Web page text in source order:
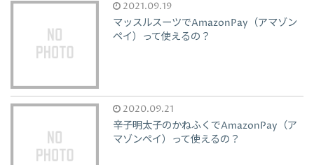
2021.09.19
マッスルスーツでAmazonPay（アマゾン
ペイ）って使えるの？
2020.09.21
辛子明太子のかねふくでAmazonPay（ア
マゾンペイ）って使えるの？